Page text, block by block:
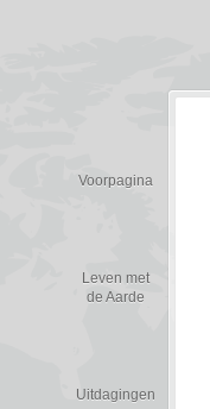
Voorpagina
Leven met
de Aarde
Uitdagingen